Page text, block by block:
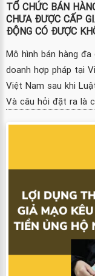
TỔ CHỨC BÁN
CHƯA ĐƯỢC CẤP
ĐỘNG CÓ ĐƯỢC
Mô hình bán hàng
doanh hợp pháp tại
Việt Nam sau khi
Và câu hỏi đặt ra là